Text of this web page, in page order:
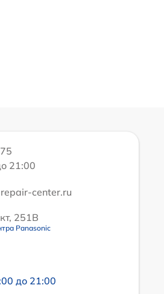
21:00
center.ru
251В
Panasonic
до 21:00